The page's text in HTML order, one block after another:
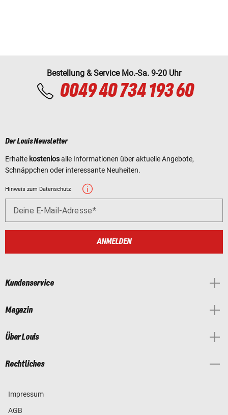
Bestellung & Service Mo.-Sa. 9-20 Uhr
0049 40 734 193 60
Der Louis Newsletter
Erhalte kostenlosalle Informationen über aktuelle Angebote,
Schnäppchen oder interessante Neuheiten.
Hinweis zum Datenschutz
Deine E-Mail-Adresse
ANMELDEN
Kundenservice
Magazin
Über Louis
Rechtliches
Impressum
AGB